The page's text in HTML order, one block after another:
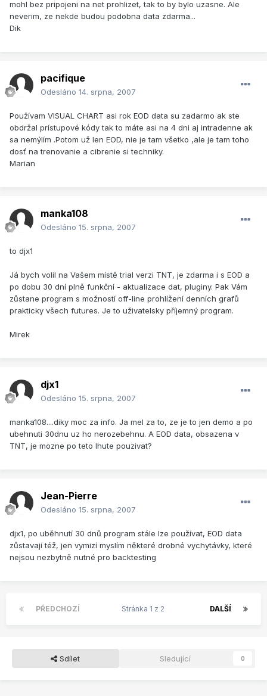
mohl bez pripojeni na net prohlizet, tak to by bylo uzasne. Ale
neverim, ze nekde budou podobna data zdarma...
Dik
pacifique
Odesláno 14. srpna, 2007
Používam VISUAL CHART asi rok EOD data su zadarmo ak ste
obdržal prístupové kódy tak to máte asi na 4 dni aj intradenne ak
sa nemýlím .Potom už len EOD, nie je tam všetko ,ale je tam toho
dosť na trenovanie a cibrenie si techniky.
Marian
manka108
Odesláno 15. srpna, 2007
to djx1
Já bych volil na Vašem místě trial verzi TNT, je zdarma i s EOD a
po dobu 30 dní plně funkční - aktualizace dat, pluginy. Pak Vám
zůstane program s možností off-line prohlížení denních grafů
prakticky všech futures. Je to uživatelsky příjemný program.
Mirek
djx1
Odesláno 15. srpna, 2007
manka108....diky moc za info. Ja mel za to, ze je to jen demo a po
ubehnuti 30dnu uz ho nerozebehnu. A EOD data, obsazena v
TNT, je mozne po teto lhute pouzivat?
Jean-Pierre
Odesláno 15. srpna, 2007
djx1, po uběhnutí 30 dnů program stále lze používat, EOD data
zůstavají též, jen vymizí myslím některé drobné vychytávky, které
nejsou nezbytně nutné pro backtesting
PŘEDCHOZÍ DALŠÍ
Stránka 1 z 2
Sdílet Sledující 0